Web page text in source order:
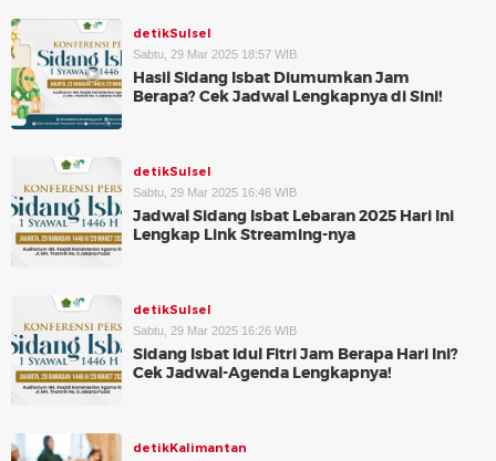
detikSulsel
Sabtu, 29 Mar 2025 18:57 WIB
Hasil Sidang Isbat Diumumkan Jam
Berapa? Cek Jadwal Lengkapnya di Sini!
detikSulsel
Sabtu, 29 Mar 2025 16:46 WIB
Jadwal Sidang Isbat Lebaran 2025 Hari Ini
Lengkap Link Streaming-nya
detikSulsel
Sabtu, 29 Mar 2025 16:26 WIB
Sidang Isbat Idul Fitri Jam Berapa Hari Ini?
Cek Jadwal-Agenda Lengkapnya!
detikKalimantan